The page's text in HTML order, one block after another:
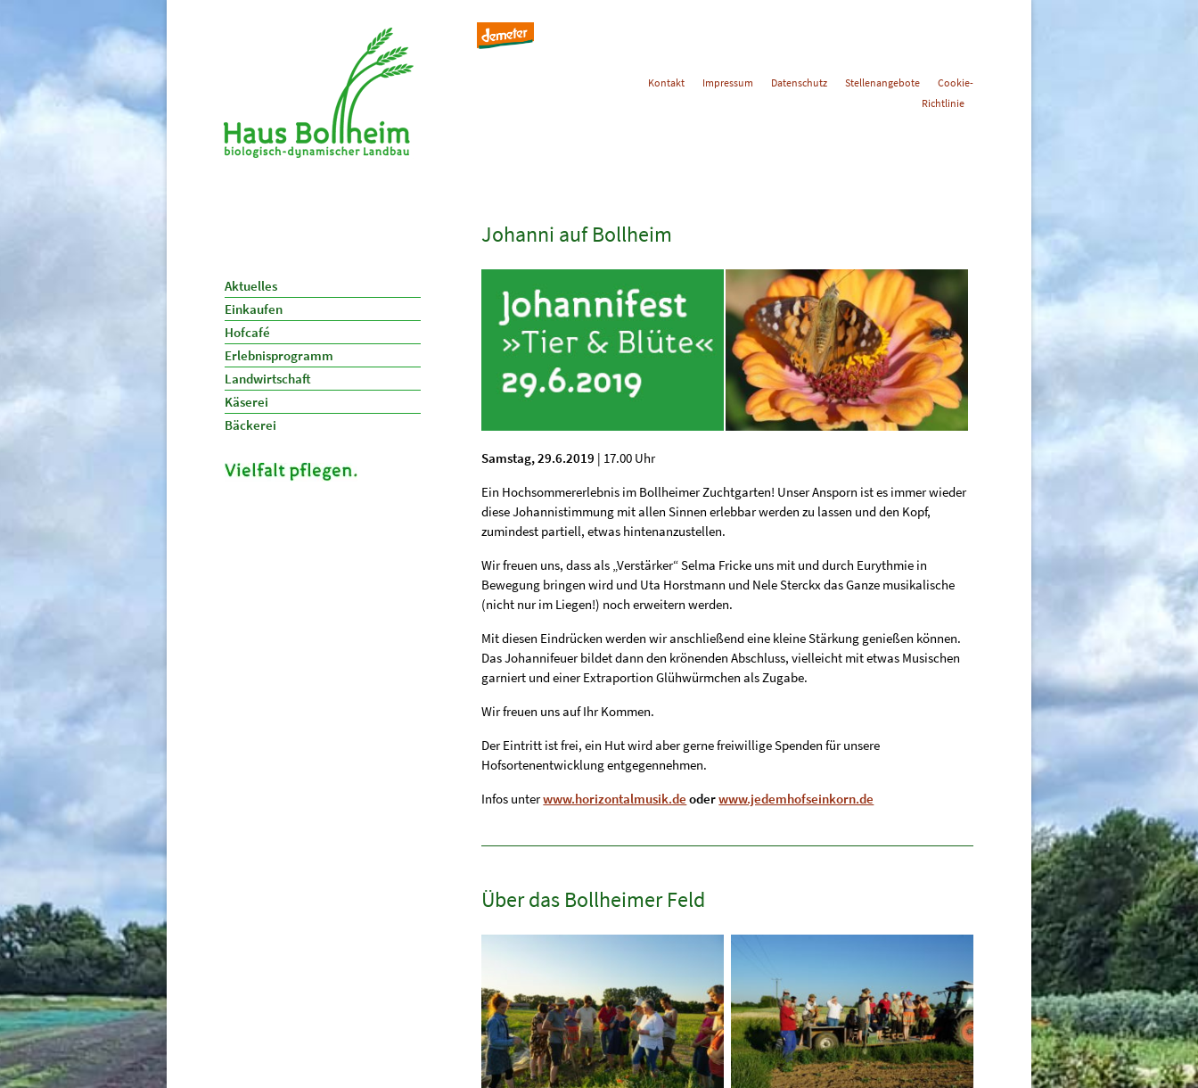
Kontakt Impressum Datenschutz Stellenangebote
Cookie-
Richtlinie
Johanni auf Bollheim
Samstag,29.6.2019 | 17.00 Uhr
Ein Hochsommererlebnis im Bollheimer Zuchtgarten! Unser Ansporn ist es immer wieder
diese Johannistimmung mit allen Sinnen erlebbar werden zu lassen und den Kopf,
zumindest partiell, etwas hintenanzustellen.
Wir freuen uns, dass als „Verstärker“ Selma Fricke uns mit und durch Eurythmie in
Bewegung bringen wird und Uta Horstmann und Nele Sterckx das Ganze musikalische
(nicht nur im Liegen!) noch erweitern werden.
Mit diesen Eindrücken werden wir anschließend eine kleine Stärkung genießen können.
Das Johannifeuer bildet dann den krönenden Abschluss, vielleicht mit etwas Musischen
garniert und einer Extraportion Glühwürmchen als Zugabe.
Wir freuen uns auf Ihr Kommen.
Der Eintritt ist frei, ein Hut wird aber gerne freiwillige Spenden für unsere
Hofsortenentwicklung entgegennehmen.
Infos unterwww.horizontalmusik.de oderwww.jedemhofseinkorn.de
Über das Bollheimer Feld
Aktuelles
Einkaufen
Hofcafé
Erlebnisprogramm
Landwirtschaft
Käserei
Bäckerei